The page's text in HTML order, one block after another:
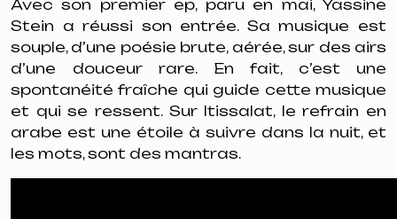
Avec son premier ep, paru en mai, Yassine
Stein a réussi son entrée. Sa musique est
souple, d’une poésie brute, aérée, sur des airs
d’une douceur rare. En fait, c’est une
spontanéité fraîche qui guide cette musique
et qui se ressent. Sur Itissalat, le refrain en
arabe est une étoile à suivre dans la nuit, et
les mots, sont des mantras.